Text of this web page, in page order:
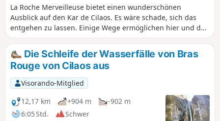
La Roche Merveilleuse bietet einen wunderschönen
Ausblick auf den Kar de Cilaos. Es wäre schade, sich das
entgehen zu lassen. Einige Wege ermöglichen hier und da
gemütliche Wanderungen rund um den Aussichtspunkt. Es
gibt sogar einen Entdeckungspfad. Die vorgeschlagene
Wanderung ist ohne besondere Schwierigkeiten.
Die Schleife der Wasserfälle von Bras
Rouge von Cilaos aus
Visorando-Mitglied
12,17 km
+904 m
-902 m
6:05 Std.
Schwer